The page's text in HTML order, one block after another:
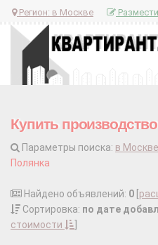
Регион: в Москве
Купить
Параметры поиска: в Москве
Полянка
Найдено объявлений: 0
Сортировка: по дате
стоимости